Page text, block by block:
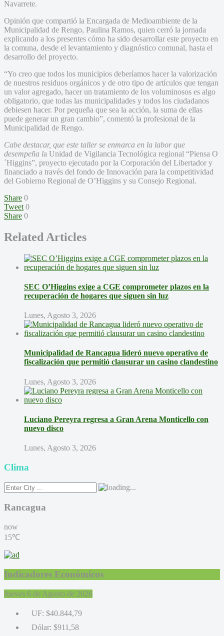
Navarrete.
Opinión que compartió la Encargada de Medioambiente de la
Municipalidad de Rengo, Paulina Ramos, quien cerró la jornada
explicando a los presentes cómo ha sido desarrollar este proyecto en
la comuna, desde el levantamiento y diagnóstico comunal, hasta el
desarrollo del proyecto.
“Yo creo que todos los municipios deberíamos hacer la valorización
de nuestros residuos orgánicos y de otro tipo de artículos que tengan
un valor agregado, hacer un tratamiento de los voluminosos es algo
obligatorio, que todas las municipalidades y todos los ciudadanos
debiesen hacer. Por pequeña que sea la acción, la suma de ellas
puede generar un gran cambio”, comentó la profesional de la
Municipalidad de Rengo.
Cabe destacar, que este taller se enmarca en la labor que
desempeña la Unidad de Vigilancia Tecnológica regional “Piensa O
´Higgins”, proyecto ejecutado por la Corporación del Libertador y
financiado a través del fondo de Innovación para la competitividad
del Gobierno Regional de O’Higgins y su Consejo Regional.
Share 0
Tweet 0
Share 0
Related Articles
SEC O’Higgins exige a CGE comprometer plazos en la
recuperación de hogares que siguen sin luz
Lunes, Agosto 3, 2026
Municipalidad de Rancagua lideró nuevo operativo de
fiscalización que permitió clausurar un casino clandestino
Lunes, Agosto 3, 2026
Luciano Pereyra regresa a Gran Arena Monticello con
nuevo disco
Lunes, Agosto 3, 2026
Clima
Rancagua
now
15℃
Indicadores Económicos
Jueves 6 de Agosto de 2026
UF: $40.844,79
Dólar: $911,58